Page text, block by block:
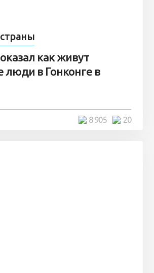
как живут
в Гонконге в
20
8 905